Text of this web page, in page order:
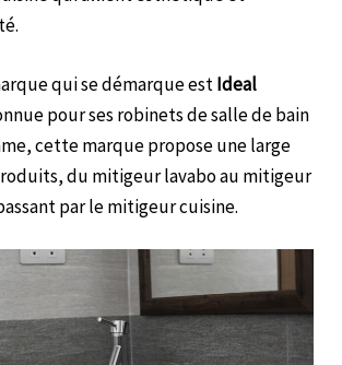
qui se démarque estIdeal
pour ses robinets de salle de bain
cette marque propose une large
du mitigeur lavabo au mitigeur
par le mitigeur cuisine.